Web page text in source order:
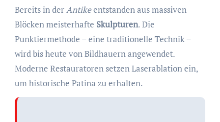
Bereits in derAntikeentstanden aus massiven
Blöcken meisterhafte Skulpturen. Die
Punktiermethode – eine traditionelle Technik –
wird bis heute von Bildhauern angewendet.
Moderne Restauratoren setzen Laserablation ein,
um historische Patina zu erhalten.